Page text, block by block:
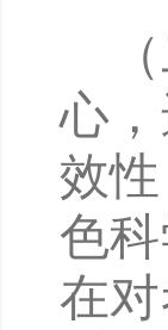
心
效
色
在